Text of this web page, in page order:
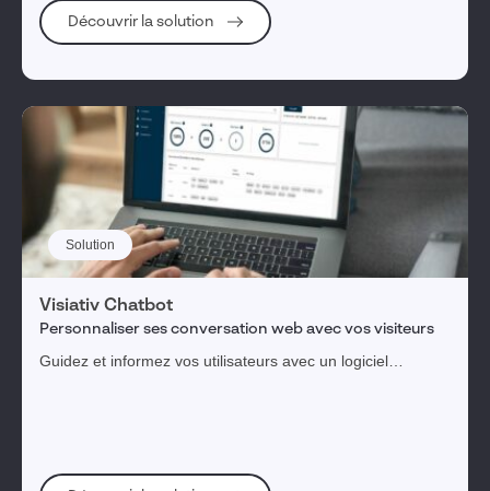
Découvrir la solution
Solution
Visiativ Chatbot
Personnaliser ses conversation web avec vos visiteurs
Guidez et informez vos utilisateurs avec un logiciel